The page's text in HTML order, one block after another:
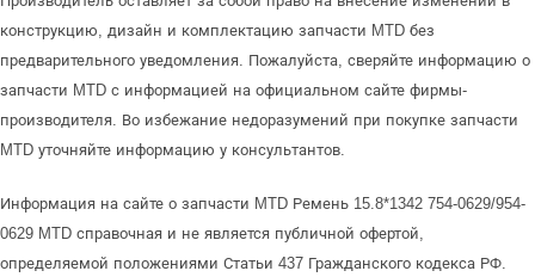
конструкцию, дизайн и комплектацию запчасти MTD без
предварительного уведомления. Пожалуйста, сверяйте информацию о
запчасти MTD с информацией на официальном сайте фирмы-
производителя. Во избежание недоразумений при покупке запчасти
MTD уточняйте информацию у консультантов.
Информация на сайте о запчасти MTD Ремень 15.8*1342 754-0629/954-
0629 MTD справочная и не является публичной офертой,
определяемой положениями Статьи 437 Гражданского кодекса РФ.